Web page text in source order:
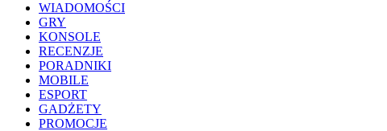
WIADOMOŚCI
GRY
KONSOLE
RECENZJE
PORADNIKI
MOBILE
ESPORT
GADŻETY
PROMOCJE